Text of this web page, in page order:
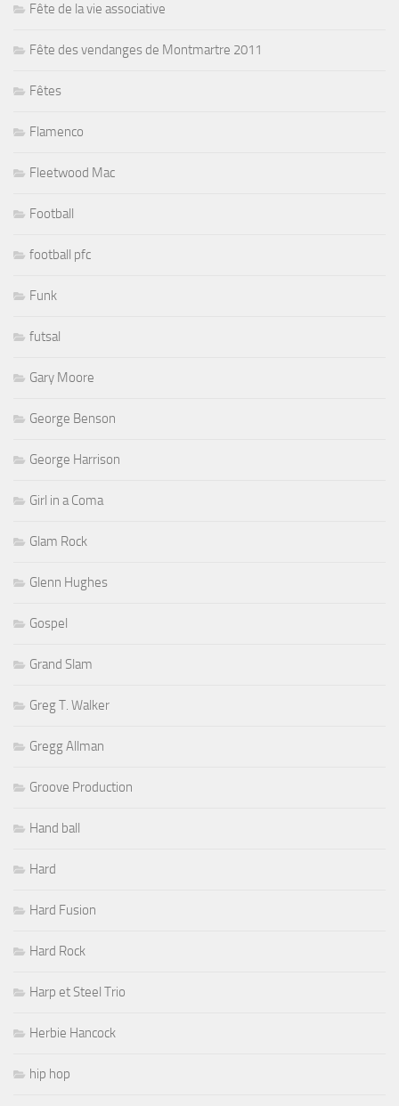
Fête de la vie associative
Fête des vendanges de Montmartre 2011
Fêtes
Flamenco
Fleetwood Mac
Football
football pfc
Funk
futsal
Gary Moore
George Benson
George Harrison
Girl in a Coma
Glam Rock
Glenn Hughes
Gospel
Grand Slam
Greg T. Walker
Gregg Allman
Groove Production
Hand ball
Hard
Hard Fusion
Hard Rock
Harp et Steel Trio
Herbie Hancock
hip hop